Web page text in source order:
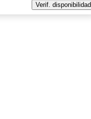
Verif. disponibilidad